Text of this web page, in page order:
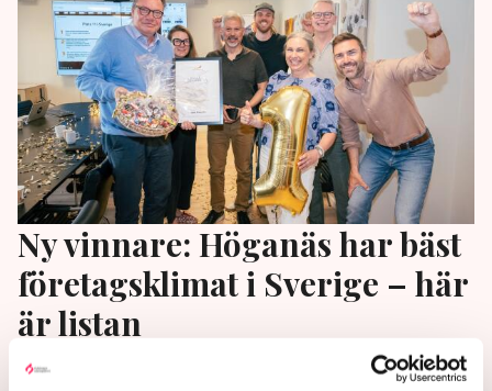
Ny vinnare: Höganäs har bäst
företagsklimat i Sverige – här
är listan
Höganäs tar förstaplatsen i Svenskt Näringslivs